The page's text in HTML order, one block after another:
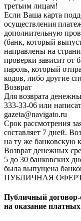
третьим лицам!
Если Ваша карта
осуществления
дополнительную
(банк, который
направлены на
проверки зависит от
пароль, который
кодов, либо другие
Возврат
Для возврата
333-33-06 или
gazeta@navigato.ru
Срок рассмотрения
составляет 7 дней.
на ту же банковскую
Возврат денежных
5 до 30 банковских
была выпущена
ПУБЛИЧНАЯ
Публичный договор-
на оказание платных